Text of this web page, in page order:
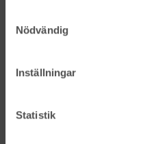
Nödvändig
Inställningar
Statistik
HLLÅ! Vår värld
Om HLL